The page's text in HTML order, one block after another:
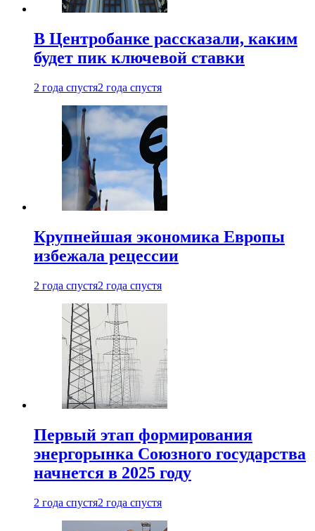
В Центробанке рассказали, каким
будет пик ключевой ставки
2 года спустя2 года спустя
Крупнейшая экономика Европы
избежала рецессии
2 года спустя2 года спустя
Первый этап формирования
энергорынка Союзного государства
начнется в 2025 году
2 года спустя2 года спустя